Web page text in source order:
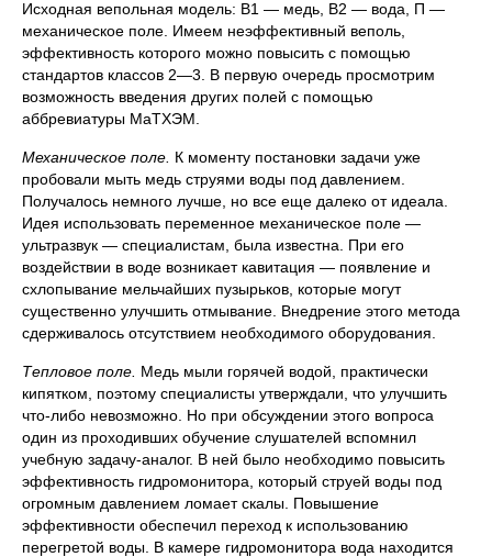
Исходная вепольная модель: В1 — медь, В2 — вода, П —
механическое поле. Имеем неэффективный веполь,
эффективность которого можно повысить с помощью
стандартов классов 2—3. В первую очередь просмотрим
возможность введения других полей с помощью
аббревиатуры МаТХЭМ.
Механическое поле. К моменту постановки задачи уже
пробовали мыть медь струями воды под давлением.
Получалось немного лучше, но все еще далеко от идеала.
Идея использовать переменное механическое поле —
ультразвук — специалистам, была известна. При его
воздействии в воде возникает кавитация — появление и
схлопывание мельчайших пузырьков, которые могут
существенно улучшить отмывание. Внедрение этого метода
сдерживалось отсутствием необходимого оборудования.
Тепловое поле. Медь мыли горячей водой, практически
кипятком, поэтому специалисты утверждали, что улучшить
что-либо невозможно. Но при обсуждении этого вопроса
один из проходивших обучение слушателей вспомнил
учебную задачу-аналог. В ней было необходимо повысить
эффективность гидромонитора, который струей воды под
огромным давлением ломает скалы. Повышение
эффективности обеспечил переход к использованию
перегретой воды. В камере гидромонитора вода находится